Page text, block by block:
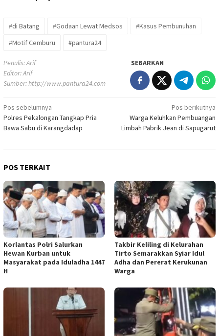
#di Batang #Godaan Lewat Medsos
#Kasus Pembunuhan
#Motif Cemburu
#pantura24
Penulis: Arif
Editor: Arif
Sumber:http://www.pantura24.com
SEBARKAN
Navigasi
pos
Pos sebelumnya
Polres Pekalongan Tangkap Pria
Bawa Sabu di Karangdadap
Pos berikutnya
Warga Keluhkan Pembuangan
Limbah Pabrik Jean di Sapugarut
POS TERKAIT
Korlantas Polri Salurkan
Hewan Kurban untuk
Masyarakat pada Iduladha 1447
H
Takbir Keliling di Kelurahan
Tirto Semarakkan Syiar Idul
Adha dan Pererat Kerukunan
Warga